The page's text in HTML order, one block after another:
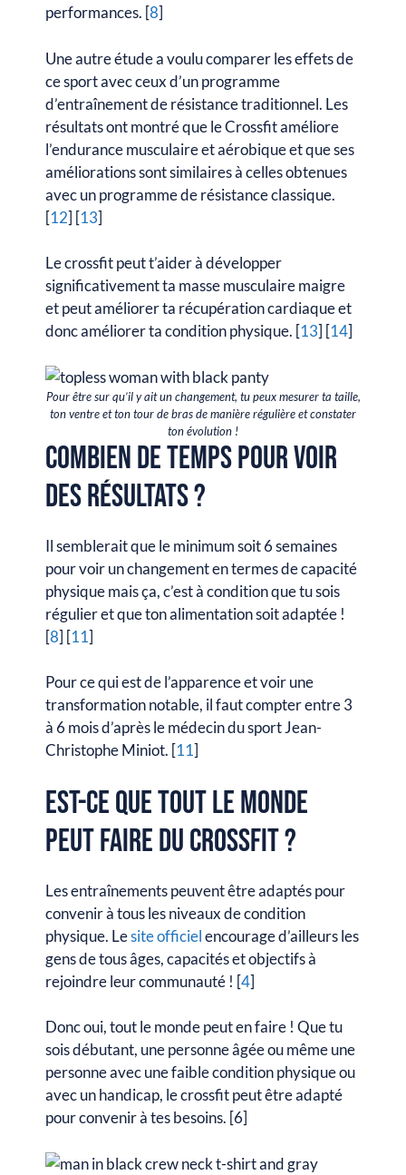
performances. [8]
Une autre étude a voulu comparer les effets de
ce sport avec ceux d’un programme
d’entraînement de résistance traditionnel. Les
résultats ont montré que le Crossfit améliore
l’endurance musculaire et aérobique et que ses
améliorations sont similaires à celles obtenues
avec un programme de résistance classique.
[12] [13]
Le crossfit peut t’aider à développer
significativement ta masse musculaire maigre
et peut améliorer ta récupération cardiaque et
donc améliorer ta condition physique. [13] [14]
Pour être sur qu’il y ait un changement, tu peux mesurer ta taille,
ton ventre et ton tour de bras de manière régulière et constater
ton évolution !
Combien de temps pour voir
des résultats ?
Il semblerait que le minimum soit 6 semaines
pour voir un changement en termes de capacité
physique mais ça, c’est à condition que tu sois
régulier et que ton alimentation soit adaptée !
[8] [11]
Pour ce qui est de l’apparence et voir une
transformation notable, il faut compter entre 3
à 6 mois d’après le médecin du sport Jean-
Christophe Miniot. [11]
Est-ce que tout le monde
peut faire du CrossFit ?
Les entraînements peuvent être adaptés pour
convenir à tous les niveaux de condition
physique. Lesite officielencourage d’ailleurs les
gens de tous âges, capacités et objectifs à
rejoindre leur communauté ! [4]
Donc oui, tout le monde peut en faire ! Que tu
sois débutant, une personne âgée ou même une
personne avec une faible condition physique ou
avec un handicap, le crossfit peut être adapté
pour convenir à tes besoins. [6]